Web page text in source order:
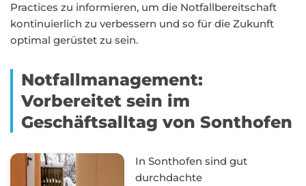
Practices zu informieren, um die Notfallbereitschaft
kontinuierlich zu verbessern und so für die Zukunft
optimal gerüstet zu sein.
Notfallmanagement:
Vorbereitet sein im
Geschäftsalltag von Sonthofen
In Sonthofen sind gut
durchdachte